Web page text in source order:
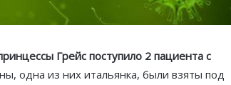
Грейс поступило 2 пациента с
одна из них итальянка, были взяты под